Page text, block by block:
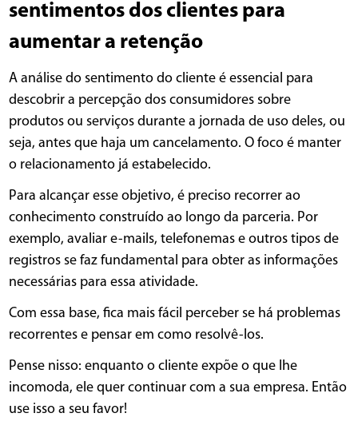
sentimentos dos clientes para
aumentar a retenção
A análise do sentimento do cliente é essencial para
descobrir a percepção dos consumidores sobre
produtos ou serviços durante a jornada de uso deles, ou
seja, antes que haja um cancelamento. O foco é manter
o relacionamento já estabelecido.
Para alcançar esse objetivo, é preciso recorrer ao
conhecimento construído ao longo da parceria. Por
exemplo, avaliar e-mails, telefonemas e outros tipos de
registros se faz fundamental para obter as informações
necessárias para essa atividade.
Com essa base, fica mais fácil perceber se há problemas
recorrentes e pensar em como resolvê-los.
Pense nisso: enquanto o cliente expõe o que lhe
incomoda, ele quer continuar com a sua empresa. Então
use isso a seu favor!